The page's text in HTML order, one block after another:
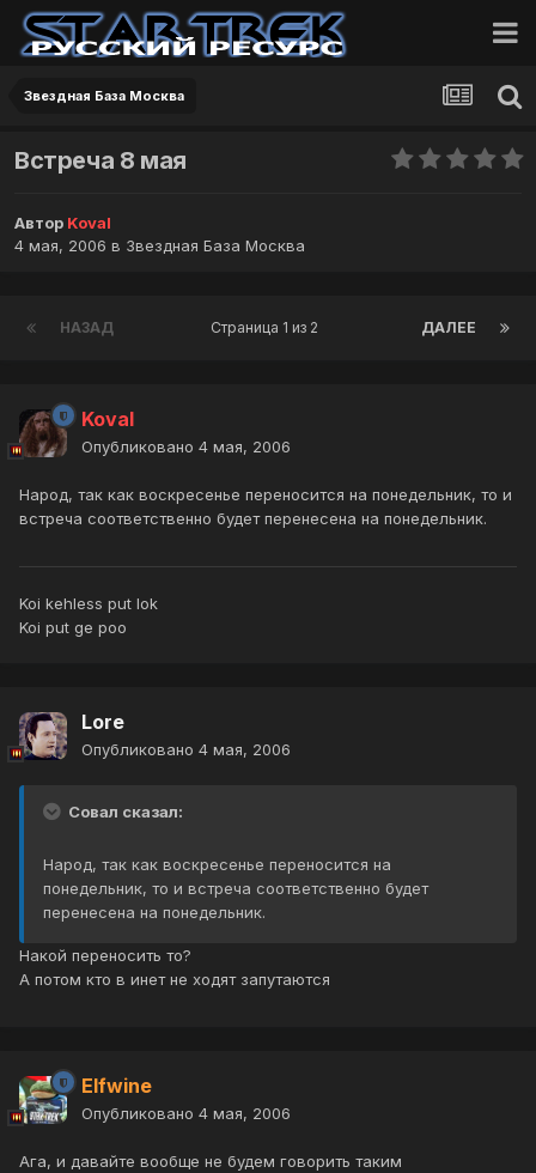
Звездная База Москва
Встреча 8 мая
Автор Koval
4 мая, 2006 в Звездная База Москва
НАЗАД ДАЛЕЕ
Страница 1 из 2
Koval
Опубликовано 4 мая, 2006
Народ, так как воскресенье переносится на понедельник, то и
встреча соответственно будет перенесена на понедельник.
Koi kehless put lok
Koi put ge poo
Lore
Опубликовано 4 мая, 2006
Совал сказал:
Народ, так как воскресенье переносится на
понедельник, то и встреча соответственно будет
перенесена на понедельник.
Накой переносить то?
А потом кто в инет не ходят запутаются
Elfwine
Опубликовано 4 мая, 2006
Ага, и давайте вообще не будем говорить таким